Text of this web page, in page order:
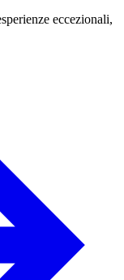
eccezionali,